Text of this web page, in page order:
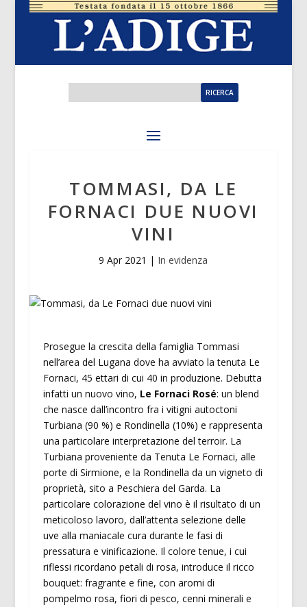
TOMMASI, DA LE
FORNACI DUE NUOVI
VINI
9 Apr 2021 | In evidenza
Prosegue la crescita della famiglia Tommasi
nell’area del Lugana dove ha avviato la tenuta Le
Fornaci, 45 ettari di cui 40 in produzione. Debutta
infatti un nuovo vino, Le Fornaci Rosé: un blend
che nasce dall’incontro fra i vitigni autoctoni
Turbiana (90 %) e Rondinella (10%) e rappresenta
una particolare interpretazione del terroir. La
Turbiana proveniente da Tenuta Le Fornaci, alle
porte di Sirmione, e la Rondinella da un vigneto di
proprietà, sito a Peschiera del Garda. La
particolare colorazione del vino è il risultato di un
meticoloso lavoro, dall’attenta selezione delle
uve alla maniacale cura durante le fasi di
pressatura e vinificazione. Il colore tenue, i cui
riflessi ricordano petali di rosa, introduce il ricco
bouquet: fragrante e fine, con aromi di
pompelmo rosa, fiori di pesco, cenni minerali e